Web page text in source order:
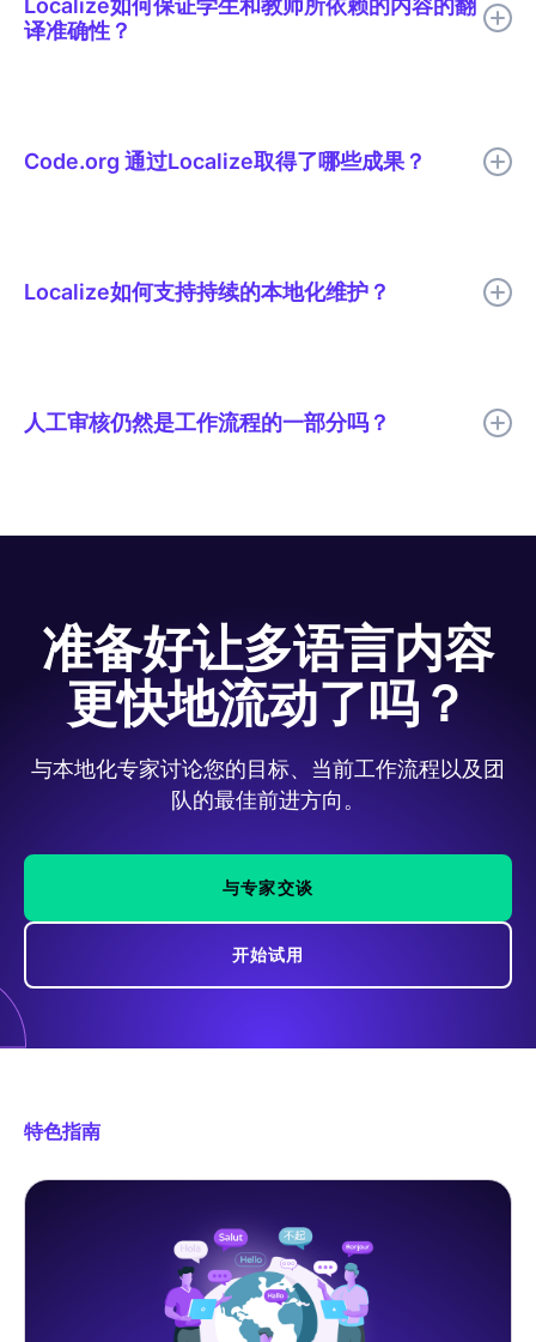
Localize如何保证学生和教师所依赖的内容的翻
译准确性？
发现翻译错误的编码术语。共享的词汇表确保了“循环”和“函数”等
词语在 Code.org 支持的所有 29 种语言中保持一致。
Code.org 通过Localize取得了哪些成果？
Localize如何支持持续的本地化维护？
人工审核仍然是工作流程的一部分吗？
现。
准备好让多语言内容
更快地流动了吗？
与本地化专家讨论您的目标、当前工作流程以及团
队的最佳前进方向。
与专家交谈
开始试用
特色指南